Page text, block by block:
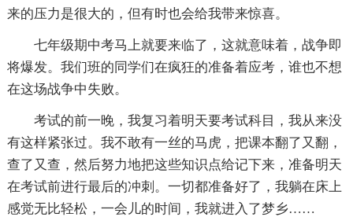
来的压力是很大的，但有时也会给我带来惊喜。
七年级期中考马上就要来临了，这就意味着，战争即
将爆发。我们班的同学们在疯狂的准备着应考，谁也不想
在这场战争中失败。
考试的前一晚，我复习着明天要考试科目，我从来没
有这样紧张过。我不敢有一丝的马虎，把课本翻了又翻，
查了又查，然后努力地把这些知识点给记下来，准备明天
在考试前进行最后的冲刺。一切都准备好了，我躺在床上
感觉无比轻松，一会儿的时间，我就进入了梦乡……